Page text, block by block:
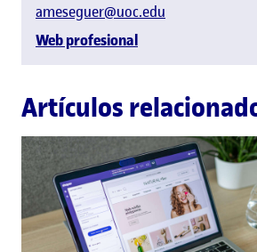
ameseguer@uoc.edu
Web profesional
Artículos